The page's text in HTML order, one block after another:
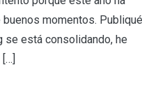
momentos. Publiqué
se está consolidando, he